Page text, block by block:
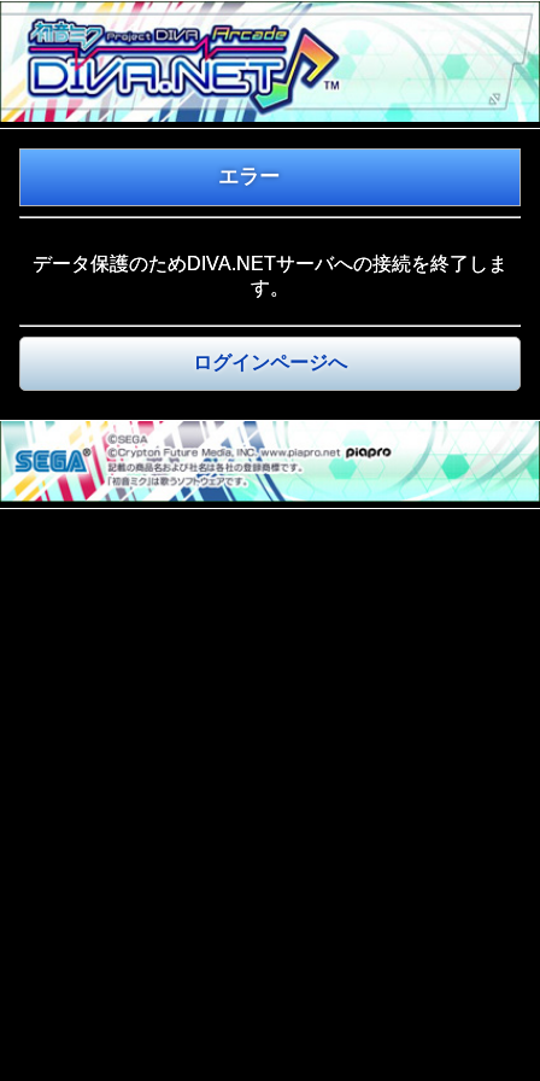
エラー
データ保護のためDIVA.NETサーバへの接続を終了しま
す。
ログインページへ